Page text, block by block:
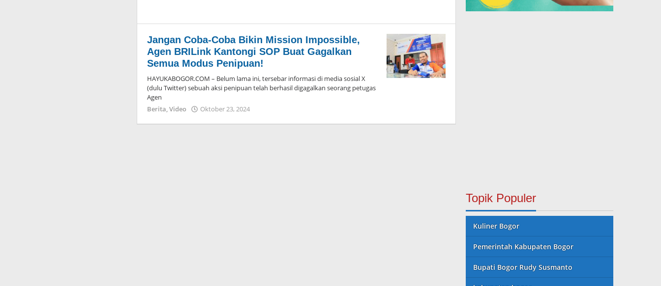
Jangan Coba-Coba Bikin Mission Impossible,
Agen BRILink Kantongi SOP Buat Gagalkan
Semua Modus Penipuan!
HAYUKABOGOR.COM – Belum lama ini, tersebar informasi di media sosial X
(dulu Twitter) sebuah aksi penipuan telah berhasil digagalkan seorang petugas
Agen
Berita,Video Oktober 23, 2024
Topik Populer
Kuliner Bogor
Pemerintah Kabupaten Bogor
Bupati Bogor Rudy Susmanto